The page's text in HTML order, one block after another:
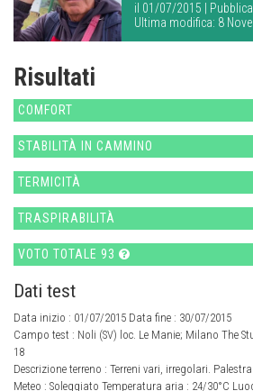
il 01/07/2015 |
Ultima modifica: 8
Risultati
COMFORT
STABILITÀ IN CAMMINO
TERMICITÀ
TRASPIRABILITÀ
VOTO TOTALE 93
Dati test
Data inizio : 01/07/2015 Data fine : 30/07/2015
Campo test : Noli (SV) loc. Le Manie; Milano The
18
Descrizione terreno : Terreni vari, irregolari. Palestra
Meteo : Soleggiato Temperatura aria : 24/30°C